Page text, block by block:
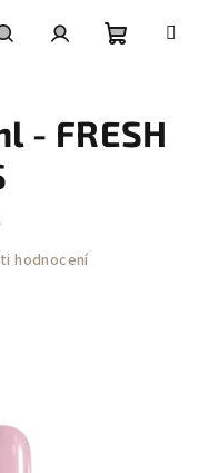
košík
- FRESH
hodnocení